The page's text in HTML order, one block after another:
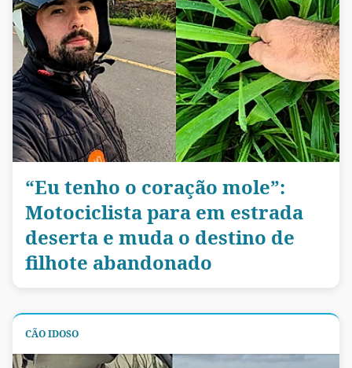
“Eu tenho o coração mole”:
Motociclista para em estrada
deserta e muda o destino de
filhote abandonado
CÃO IDOSO